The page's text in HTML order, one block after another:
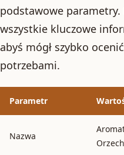
podstawowe parametry.
wszystkie kluczowe
abyś mógł szybko
potrzebami.
Parametr
Nazwa